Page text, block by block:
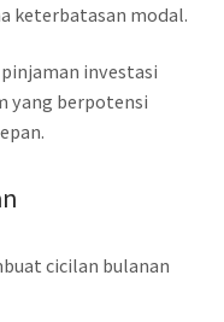
keterbatasan modal.
investasi
yang berpotensi
cicilan bulanan